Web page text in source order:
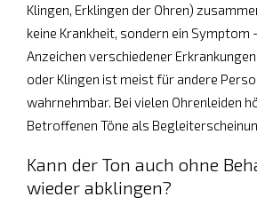
Klingen, Erklingen der Ohren)
keine Krankheit, sondern ein Symptom
Anzeichen verschiedener
oder Klingen ist meist für andere
wahrnehmbar. Bei vielen Ohrenleiden
Betroffenen Töne als
Kann der Ton auch ohne
wieder abklingen?